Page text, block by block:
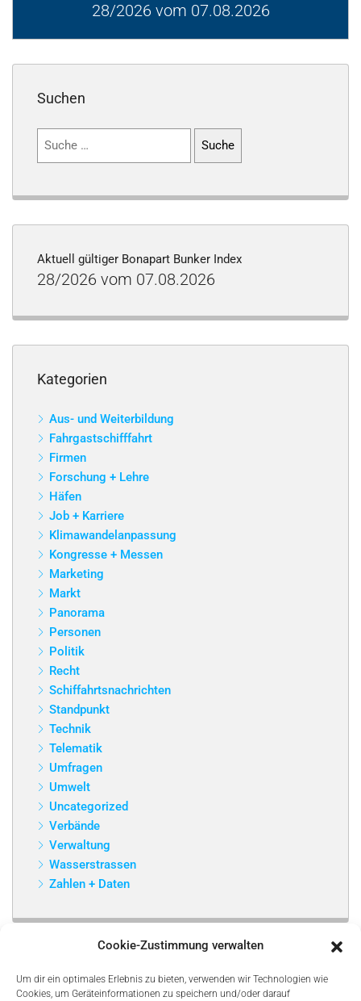
Cookie-Zustimmung verwalten
Um dir ein optimales Erlebnis zu bieten, verwenden wir Technologien wie
Cookies, um Geräteinformationen zu speichern und/oder darauf
28/2026 vom 07.08.2026
Suchen
Suchen
Aktuell gültiger Bonapart Bunker Index
28/2026 vom 07.08.2026
Kategorien
Aus- und Weiterbildung
Fahrgastschifffahrt
Firmen
Forschung + Lehre
Häfen
Job + Karriere
Klimawandelanpassung
Kongresse + Messen
Marketing
Markt
Panorama
Personen
Politik
Recht
Schiffahrtsnachrichten
Standpunkt
Technik
Telematik
Umfragen
Umwelt
Uncategorized
Verbände
Verwaltung
Wasserstrassen
Zahlen + Daten